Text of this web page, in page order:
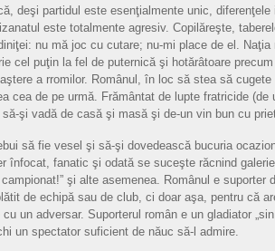
deşi partidul este esenţialmente unic,
este totalmente agresiv. Copilăreşte,
nu mă joc cu cutare; nu-mi place de el.
cel puţin la fel de puternică şi hotărâtoare
a rromilor. Românul, în loc să stea să
cea de pe urmă. Frământat de lupte fratricide (de
şi vadă de casă şi masă şi de-un vin bun cu
să fie vesel şi să-şi dovedească bucuria
înfocat, fanatic şi odată se suceşte răcnind
şi alte asemenea. Românul e suporter
de echipă sau de club, ci doar aşa, pentru că
un adversar. Suporterul român e un gladiator
un spectator suficient de năuc să-l admire.